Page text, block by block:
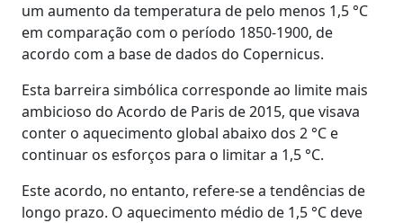
um aumento da temperatura de pelo menos 1,5 °C
em comparação com o período 1850-1900, de
acordo com a base de dados do Copernicus.
Esta barreira simbólica corresponde ao limite mais
ambicioso do Acordo de Paris de 2015, que visava
conter o aquecimento global abaixo dos 2 °C e
continuar os esforços para o limitar a 1,5 °C.
Este acordo, no entanto, refere-se a tendências de
longo prazo. O aquecimento médio de 1,5 °C deve